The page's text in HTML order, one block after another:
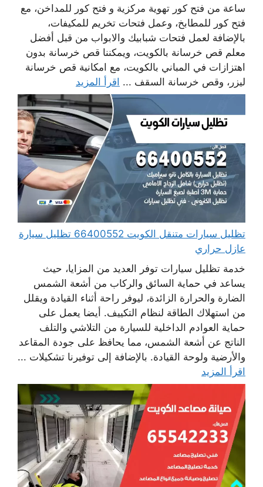
ساعة من فتح كور تهوية مركزية و فتح كور للمداخن، مع
فتح كور للمطابخ، وعمل فتحات تخريم للمكيفات،
بالإضافة لعمل فتحات شبابيك والابواب من قبل أفضل
معلم قص خرسانة بالكويت، ويمكننا قص خرسانة بدون
اهتزازات في المباني بالكويت، مع امكانية قص خرسانة
ليزر، وقص خرسانة السقف ... اقرأ المزيد
تظليل سيارات متنقل الكويت 66400552 تظليل سيارة
عازل حراري
خدمة تظليل سيارات توفر العديد من المزايا، حيث
يساعد في حماية السائق والركاب من أشعة الشمس
الضارة والحرارة الزائدة، ليوفر راحة أثناء القيادة ويقلل
من استهلاك الطاقة لنظام التكييف. أيضا يعمل على
حماية العوادم الداخلية للسيارة من التلاشي والتلف
الناتج عن أشعة الشمس، مما يحافظ على جودة المقاعد
والأرضية ولوحة القيادة. بالإضافة إلى توفيرنا تشكيلات ...
اقرأ المزيد